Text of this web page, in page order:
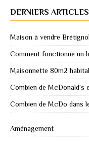
DERNIERS
Maison à vendre
Comment fonctionne un
Maisonnette 80m2
Combien de
Combien de McDo dans
Aménagement